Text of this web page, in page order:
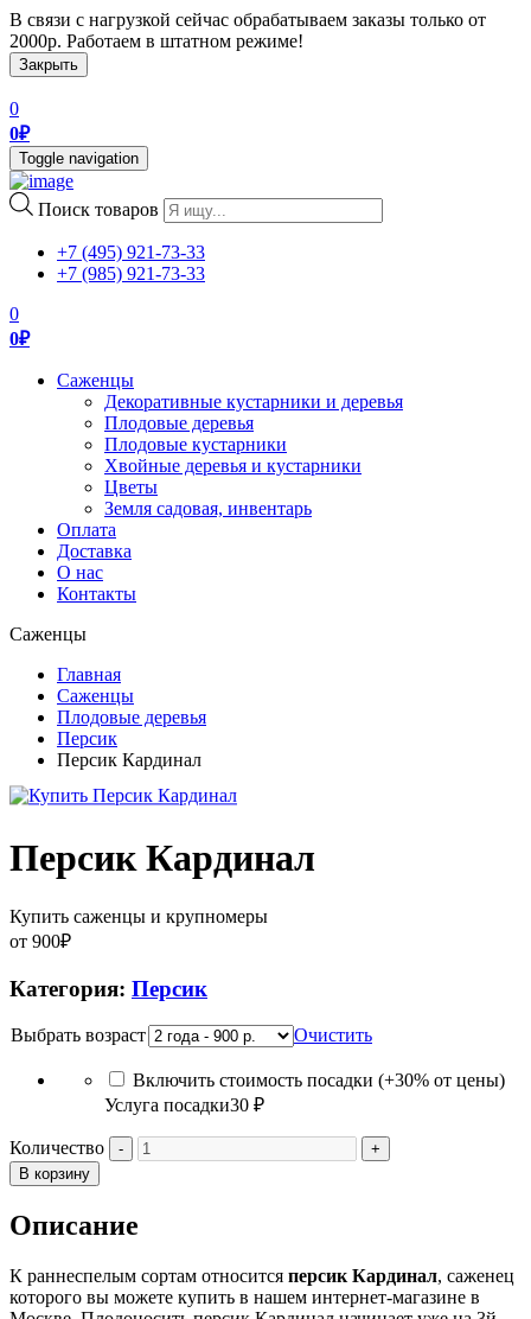
В связи с нагрузкой сейчас обрабатываем заказы только от
2000р. Работаем в штатном режиме!
Закрыть
0
0₽
Toggle navigation
Поиск товаров
+7 (495) 921-73-33
+7 (985) 921-73-33
0
0₽
Саженцы
Декоративные кустарники и деревья
Плодовые деревья
Плодовые кустарники
Хвойные деревья и кустарники
Цветы
Земля садовая, инвентарь
Оплата
Доставка
О нас
Контакты
Саженцы
Главная
Саженцы
Плодовые деревья
Персик
Персик Кардинал
Персик Кардинал
Купить саженцы и крупномеры
от 900₽
Категория: Персик
Выбрать возраст Очистить
Включить стоимость посадки (+30% от цены)
Услуга посадки30 ₽
Количество
В корзину
Описание
К раннеспелым сортам относится персик Кардинал, саженец
которого вы можете купить в нашем интернет-магазине в